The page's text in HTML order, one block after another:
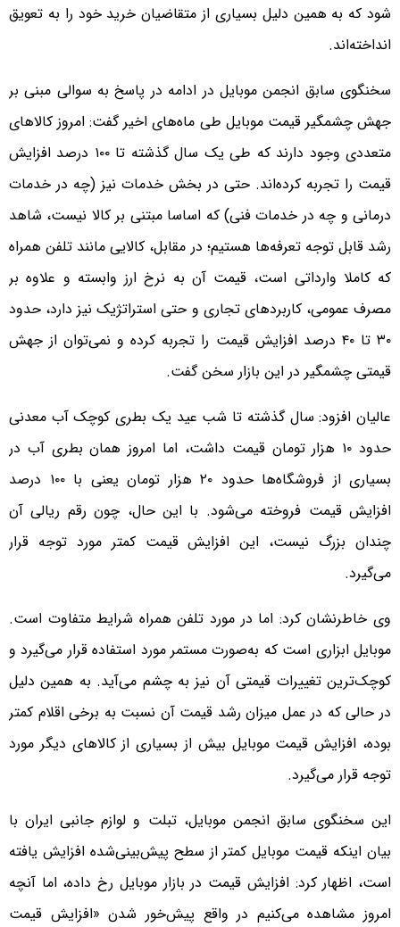
شود که به همین دلیل بسیاری از متقاضیان خرید خود را به تعویق
انداخته‌اند.
سخنگوی سابق انجمن موبایل در ادامه در پاسخ به سوالی مبنی بر
جهش چشمگیر قیمت‌ موبایل طی ماه‌های اخیر گفت: امروز کالاهای
متعددی وجود دارند که طی یک سال گذشته تا ۱۰۰ درصد افزایش
قیمت را تجربه کرده‌اند. حتی در بخش خدمات نیز (چه در خدمات
درمانی و چه در خدمات فنی) که اساسا مبتنی بر کالا نیست، شاهد
رشد قابل توجه تعرفه‌ها هستیم؛ در مقابل، کالایی مانند تلفن همراه
که کاملا وارداتی است، قیمت آن به نرخ ارز وابسته و علاوه بر
مصرف عمومی، کاربردهای تجاری و حتی استراتژیک نیز دارد، حدود
۳۰ تا ۴۰ درصد افزایش قیمت را تجربه کرده و نمی‌توان از جهش
قیمتی چشمگیر در این بازار سخن گفت.
عالیان افزود: سال گذشته تا شب عید یک بطری کوچک آب معدنی
حدود ۱۰ هزار تومان قیمت داشت، اما امروز همان بطری آب در
بسیاری از فروشگاه‌ها حدود ۲۰ هزار تومان یعنی با ۱۰۰ درصد
افزایش قیمت فروخته می‌شود. با این حال، چون رقم ریالی آن
چندان بزرگ نیست، این افزایش قیمت کمتر مورد توجه قرار
می‌گیرد.
وی خاطرنشان کرد: اما در مورد تلفن همراه شرایط متفاوت است.
موبایل ابزاری است که به‌صورت مستمر مورد استفاده قرار می‌گیرد و
کوچک‌ترین تغییرات قیمتی آن نیز به چشم می‌آید. به همین دلیل
در حالی که در عمل میزان رشد قیمت آن نسبت به برخی اقلام کمتر
بوده، افزایش قیمت موبایل بیش از بسیاری از کالاهای دیگر مورد
توجه قرار می‌گیرد.
این سخنگوی سابق انجمن موبایل، تبلت و لوازم جانبی ایران با
بیان اینکه قیمت موبایل کمتر از سطح پیش‌بینی‌شده افزایش یافته
است، اظهار کرد: افزایش قیمت در بازار موبایل رخ داده، اما آنچه
امروز مشاهده می‌کنیم در واقع پیش‌خور شدن «افزایش قیمت